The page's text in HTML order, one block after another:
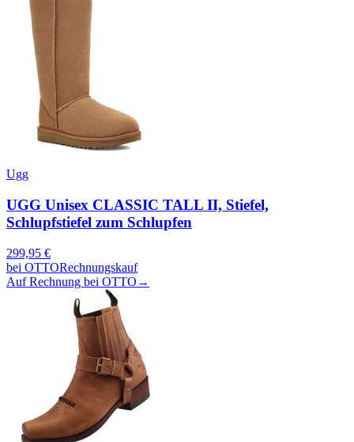
Ugg
UGG Unisex CLASSIC TALL II, Stiefel,
Schlupfstiefel zum Schlupfen
299,95 €
bei OTTORechnungskauf
Auf Rechnung bei OTTO →